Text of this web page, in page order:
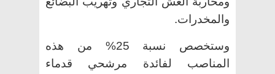
والمخدرات.
وستخصص نسبة 25% من هذه
المناصب لفائدة مرشحي قدماء